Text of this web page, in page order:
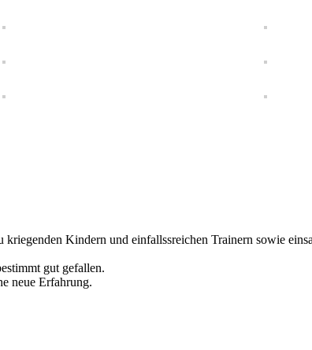
Kindern und einfallssreichen Trainern sowie
gut gefallen.
neue Erfahrung.